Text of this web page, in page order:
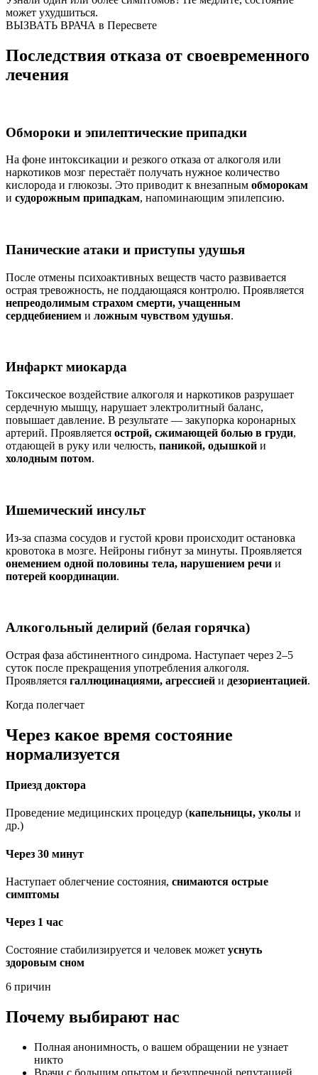
может ухудшиться.
ВЫЗВАТЬ ВРАЧА в Пересвете
Последствия отказа от своевременного
лечения
Обмороки и эпилептические припадки
На фоне интоксикации и резкого отказа от алкоголя или
наркотиков мозг перестаёт получать нужное количество
кислорода и глюкозы. Это приводит к внезапным обморокам
и судорожным припадкам, напоминающим эпилепсию.
Панические атаки и приступы удушья
После отмены психоактивных веществ часто развивается
острая тревожность, не поддающаяся контролю. Проявляется
непреодолимым страхом смерти, учащенным
сердцебиением и ложным чувством удушья.
Инфаркт миокарда
Токсическое воздействие алкоголя и наркотиков разрушает
сердечную мышцу, нарушает электролитный баланс,
повышает давление. В результате — закупорка коронарных
артерий. Проявляется острой, сжимающей болью в груди,
отдающей в руку или челюсть, паникой, одышкой и
холодным потом.
Ишемический инсульт
Из-за спазма сосудов и густой крови происходит остановка
кровотока в мозге. Нейроны гибнут за минуты. Проявляется
онемением одной половины тела, нарушением речи и
потерей координации.
Алкогольный делирий (белая горячка)
Острая фаза абстинентного синдрома. Наступает через 2–5
суток после прекращения употребления алкоголя.
Проявляется галлюцинациями, агрессией и дезориентацией.
Когда полегчает
Через какое время состояние
нормализуется
Приезд доктора
Проведение медицинских процедур (капельницы, уколы и
др.)
Через 30 минут
Наступает облегчение состояния, снимаются острые
симптомы
Через 1 час
Состояние стабилизируется и человек может уснуть
здоровым сном
6 причин
Почему выбирают нас
Полная анонимность, о вашем обращении не узнает
никто